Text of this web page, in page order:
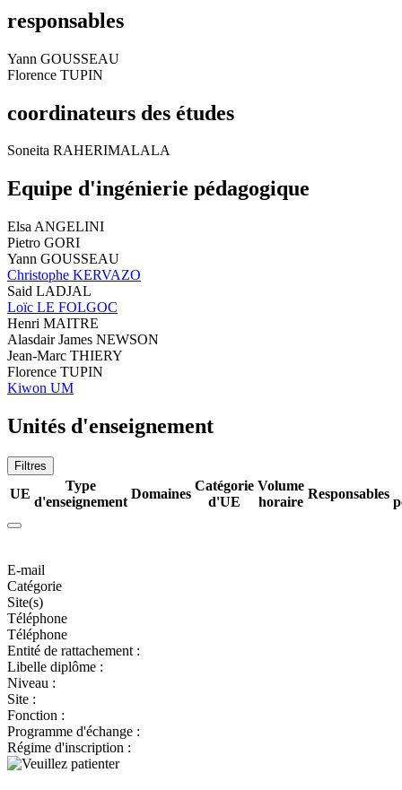
responsables
Yann GOUSSEAU
Florence TUPIN
coordinateurs des études
Soneita RAHERIMALALA
Equipe d'ingénierie pédagogique
Elsa ANGELINI
Pietro GORI
Yann GOUSSEAU
Christophe KERVAZO
Said LADJAL
Loïc LE FOLGOC
Henri MAITRE
Alasdair James NEWSON
Jean-Marc THIERY
Florence TUPIN
Kiwon UM
Unités d'enseignement
Filtres
UE
Type
d'enseignement
Domaines
Catégorie
d'UE
Volume
horaire
Responsables
E-mail
Catégorie
Site(s)
Téléphone
Téléphone
Entité de rattachement :
Libelle diplôme :
Niveau :
Site :
Fonction :
Programme d'échange :
Régime d'inscription :